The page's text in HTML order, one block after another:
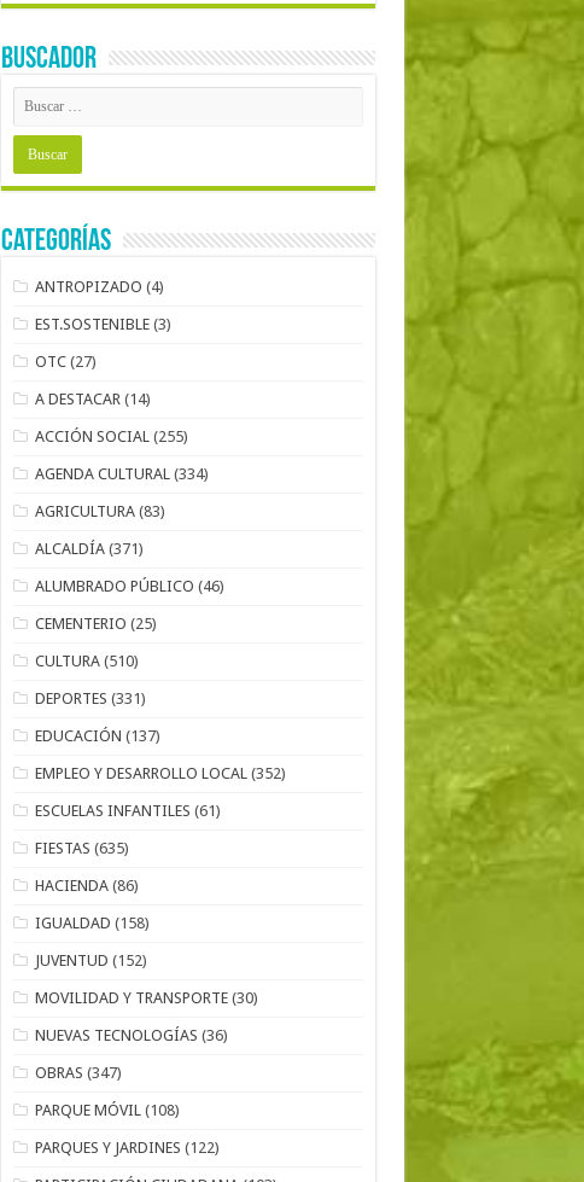
BUSCADOR
Categorías
ANTROPIZADO (4)
EST.SOSTENIBLE (3)
OTC (27)
A DESTACAR (14)
ACCIÓN SOCIAL (255)
AGENDA CULTURAL (334)
AGRICULTURA (83)
ALCALDÍA (371)
ALUMBRADO PÚBLICO (46)
CEMENTERIO (25)
CULTURA (510)
DEPORTES (331)
EDUCACIÓN (137)
EMPLEO Y DESARROLLO LOCAL (352)
ESCUELAS INFANTILES (61)
FIESTAS (635)
HACIENDA (86)
IGUALDAD (158)
JUVENTUD (152)
MOVILIDAD Y TRANSPORTE (30)
NUEVAS TECNOLOGÍAS (36)
OBRAS (347)
PARQUE MÓVIL (108)
PARQUES Y JARDINES (122)